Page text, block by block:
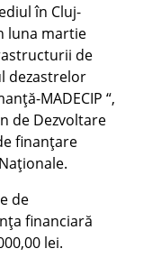
în Cluj-
luna martie
de
dezastrelor
MADECIP “,
de Dezvoltare
finanţare
de
financiară
lei.